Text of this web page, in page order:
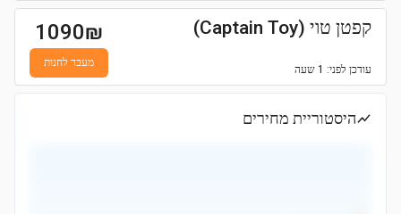
קפטן טוי (Captain Toy)
עודכן לפני: 1 שעה
1090₪
מעבר לחנות
היסטוריית מחירים